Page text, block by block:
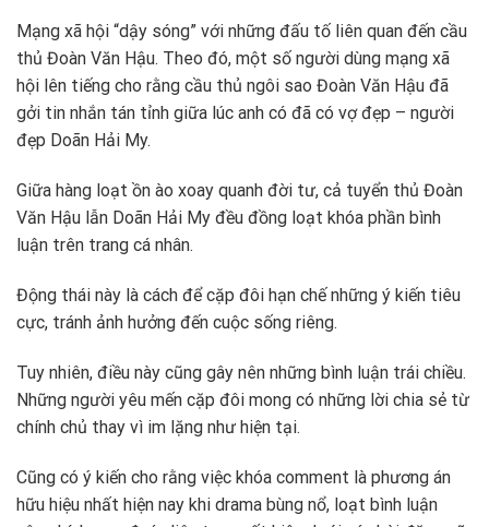
Mạng xã hội “dậy sóng” với những đấu tố liên quan đến cầu
thủ Đoàn Văn Hậu. Theo đó, một số người dùng mạng xã
hội lên tiếng cho rằng cầu thủ ngôi sao Đoàn Văn Hậu đã
gởi tin nhắn tán tỉnh giữa lúc anh có đã có vợ đẹp – người
đẹp Doãn Hải My.
Giữa hàng loạt ồn ào xoay quanh đời tư, cả tuyển thủ Đoàn
Văn Hậu lẫn Doãn Hải My đều đồng loạt khóa phần bình
luận trên trang cá nhân.
Động thái này là cách để cặp đôi hạn chế những ý kiến tiêu
cực, tránh ảnh hưởng đến cuộc sống riêng.
Tuy nhiên, điều này cũng gây nên những bình luận trái chiều.
Những người yêu mến cặp đôi mong có những lời chia sẻ từ
chính chủ thay vì im lặng như hiện tại.
Cũng có ý kiến cho rằng việc khóa comment là phương án
hữu hiệu nhất hiện nay khi drama bùng nổ, loạt bình luận